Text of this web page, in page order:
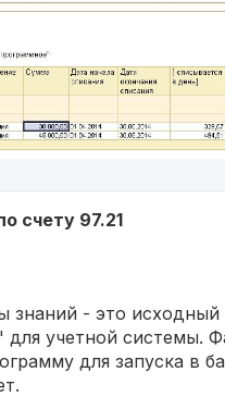
счету 97.21
- это исходный
учетной системы.
для запуска в